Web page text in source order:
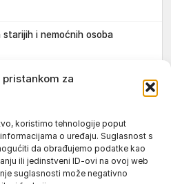
za
koristimo tehnologije poput
o uređaju. Suglasnost s
da obrađujemo podatke kao
ili jedinstveni ID-ovi na ovoj web
suglasnosti može negativno
i nemoćnih osoba
s poluprikolicom